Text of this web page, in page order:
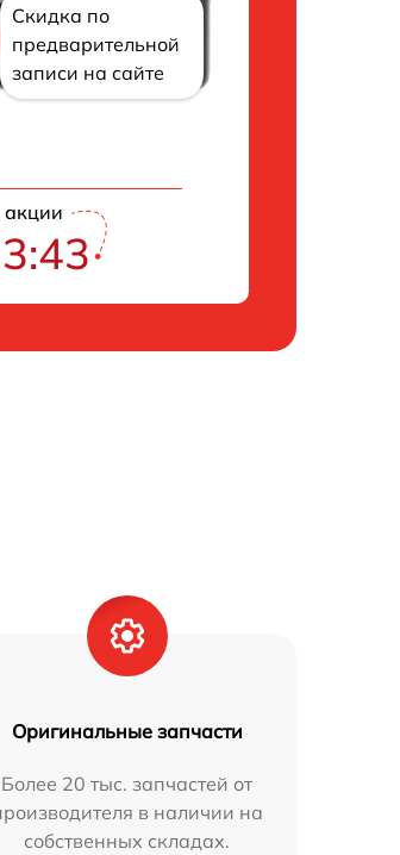
Скидка по
предварительной
записи на сайте
акции
Оригинальные запчасти
Более 20 тыс. запчастей от
в наличии на
собственных складах.